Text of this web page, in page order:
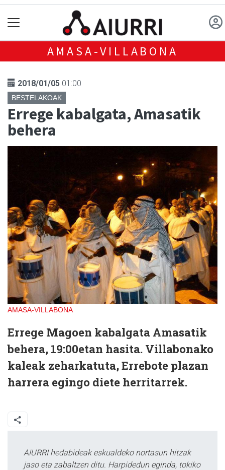
AMASA-VILLABONA
2018/01/05 01:00
BESTELAKOAK
Errege kabalgata, Amasatik
behera
AMASA-VILLABONA
Errege Magoen kabalgata Amasatik
behera, 19:00etan hasita. Villabonako
kaleak zeharkatuta, Errebote plazan
harrera egingo diete herritarrek.
AIURRI hedabideak eskualdeko nortasun hitzak
jaso eta zabaltzen ditu. Harpidedun eginda, tokiko